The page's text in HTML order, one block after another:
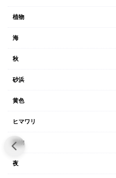
植物
海
秋
砂浜
黄色
ヒマワリ
動物
夜